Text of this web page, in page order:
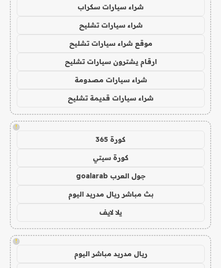
شراء سيارات سكراب
شراء سيارات تشليح
موقع شراء سيارات تشليح
ارقام يشترون سيارات تشليح
شراء سيارات مصدومة
شراء سيارات قديمة تشليح
!
كورة 365
كورة سيتي
جول العرب goalarab
بث مباشر ريال مدريد اليوم
يلا لايف
!
ريال مدريد مباشر اليوم